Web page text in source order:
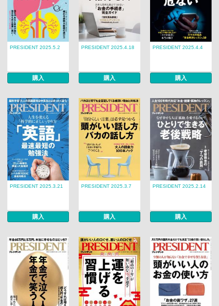
PRESIDENT 2025.5.2
購入
PRESIDENT 2025.4.18
購入
PRESIDENT 2025.4.4
購入
PRESIDENT 2025.3.21
購入
PRESIDENT 2025.3.7
購入
PRESIDENT 2025.2.14
購入